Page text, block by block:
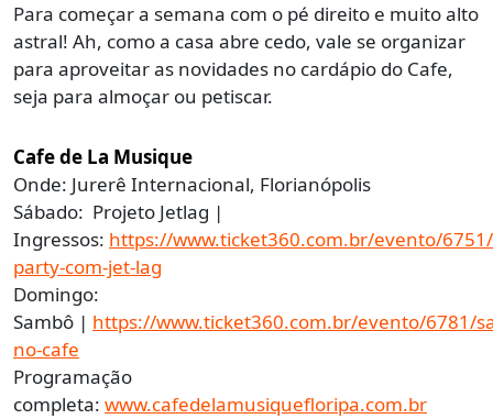
Para começar a semana com o pé direito e muito alto
astral! Ah, como a casa abre cedo, vale se organizar
para aproveitar as novidades no cardápio do Cafe,
seja para almoçar ou petiscar.
Cafe de La Musique
Onde: Jurerê Internacional, Florianópolis
Sábado: Projeto Jetlag |
Ingressos: https://www.ticket360.com.br/evento/
party-com-jet-lag
Domingo:
Sambô | https://www.ticket360.com.br/evento/6781/
no-cafe
Programação
completa: www.cafedelamusiquefloripa.com.br